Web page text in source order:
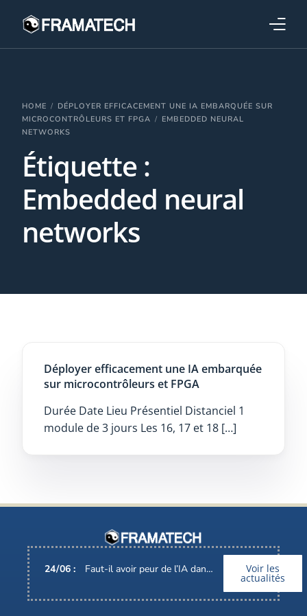
HOME
DÉPLOYER EFFICACEMENT UNE IA EMBARQUÉE SUR
MICROCONTRÔLEURS ET FPGA
EMBEDDED NEURAL
NETWORKS
Étiquette :
Embedded neural
networks
Déployer efficacement une IA embarquée
sur microcontrôleurs et FPGA
Durée Date Lieu Présentiel Distanciel 1
module de 3 jours Les 16, 17 et 18 […]
24/06 : Faut-il avoir peur de l’IA dans nos métiers ? Voir les
actualités
Formations
Stratégies industrielles